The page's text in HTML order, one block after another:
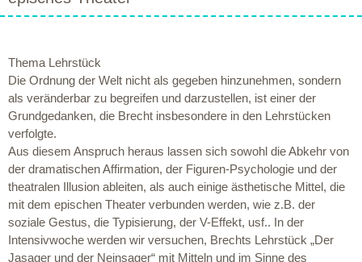
Thema Lehrstück
Die Ordnung der Welt nicht als gegeben hinzunehmen, sondern
als veränderbar zu begreifen und darzustellen, ist einer der
Grundgedanken, die Brecht insbesondere in den Lehrstücken
verfolgte.
Aus diesem Anspruch heraus lassen sich sowohl die Abkehr von
der dramatischen Affirmation, der Figuren-Psychologie und der
theatralen Illusion ableiten, als auch einige ästhetische Mittel, die
mit dem epischen Theater verbunden werden, wie z.B. der
soziale Gestus, die Typisierung, der V-Effekt, usf.. In der
Intensivwoche werden wir versuchen, Brechts Lehrstück „Der
Jasager und der Neinsager“ mit Mitteln und im Sinne des